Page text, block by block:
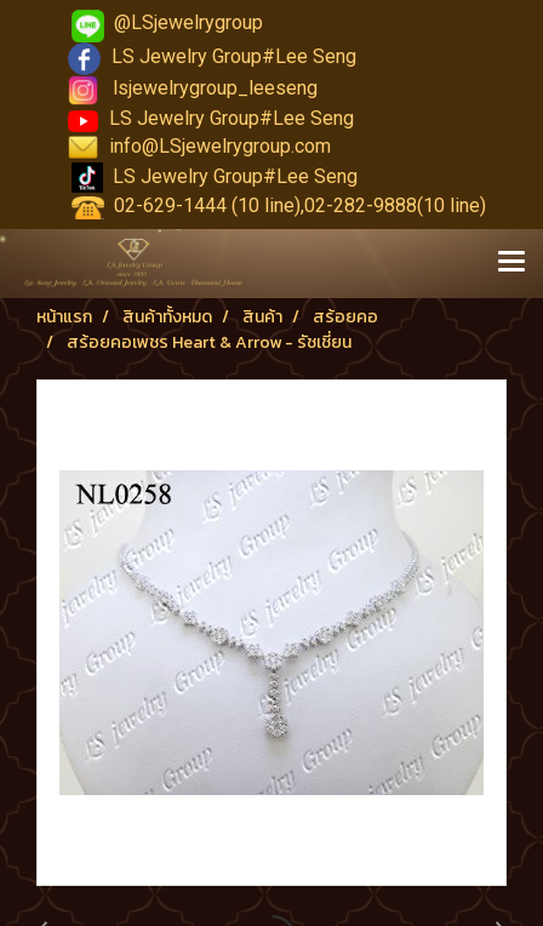
@LSjewelrygroup
LS Jewelry Group#Lee Seng
lsjewelrygroup_leeseng
LS Jewelry Group#Lee Seng
info@LSjewelrygroup.com
LS Jewelry Group#Lee Seng
02-629-1444 (10 line),02-282-9888(10 line)
หน้าแรก สินค้าทั้งหมด สินค้า
สร้อยคอ
สร้อยคอเพชร Heart & Arrow - รัชเชี่ยน